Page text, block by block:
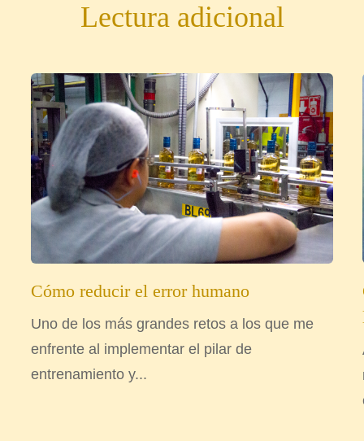
Lectura adicional
Cómo reducir el error humano
Uno de los más grandes retos a los que me
enfrente al implementar el pilar de
entrenamiento y...